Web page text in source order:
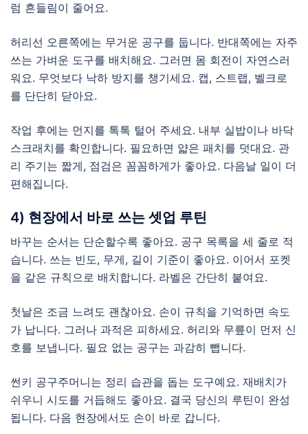
럼 흔들림이 줄어요.
허리선 오른쪽에는 무거운 공구를 둡니다. 반대쪽에는 자주
쓰는 가벼운 도구를 배치해요. 그러면 몸 회전이 자연스러
워요. 무엇보다 낙하 방지를 챙기세요. 캡, 스트랩, 벨크로
를 단단히 닫아요.
작업 후에는 먼지를 톡톡 털어 주세요. 내부 실밥이나 바닥
스크래치를 확인합니다. 필요하면 얇은 패치를 덧대요. 관
리 주기는 짧게, 점검은 꼼꼼하게가 좋아요. 다음날 일이 더
편해집니다.
4) 현장에서 바로 쓰는 셋업 루틴
바꾸는 순서는 단순할수록 좋아요. 공구 목록을 세 줄로 적
습니다. 쓰는 빈도, 무게, 길이 기준이 좋아요. 이어서 포켓
을 같은 규칙으로 배치합니다. 라벨은 간단히 붙여요.
첫날은 조금 느려도 괜찮아요. 손이 규칙을 기억하면 속도
가 납니다. 그러나 과적은 피하세요. 허리와 무릎이 먼저 신
호를 보냅니다. 필요 없는 공구는 과감히 뺍니다.
썬키 공구주머니는 정리 습관을 돕는 도구예요. 재배치가
쉬우니 시도를 거듭해도 좋아요. 결국 당신의 루틴이 완성
됩니다. 다음 현장에서도 손이 바로 갑니다.